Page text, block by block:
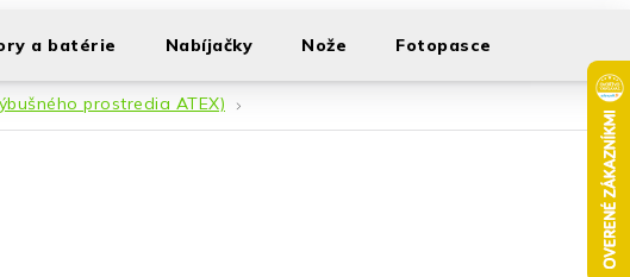
a batérie Nabíjačky Nože Fotopasce
prostredia ATEX)